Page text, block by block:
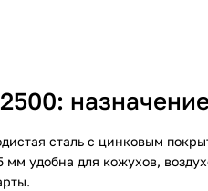
сталь с цинковым
удобна для кожухов,